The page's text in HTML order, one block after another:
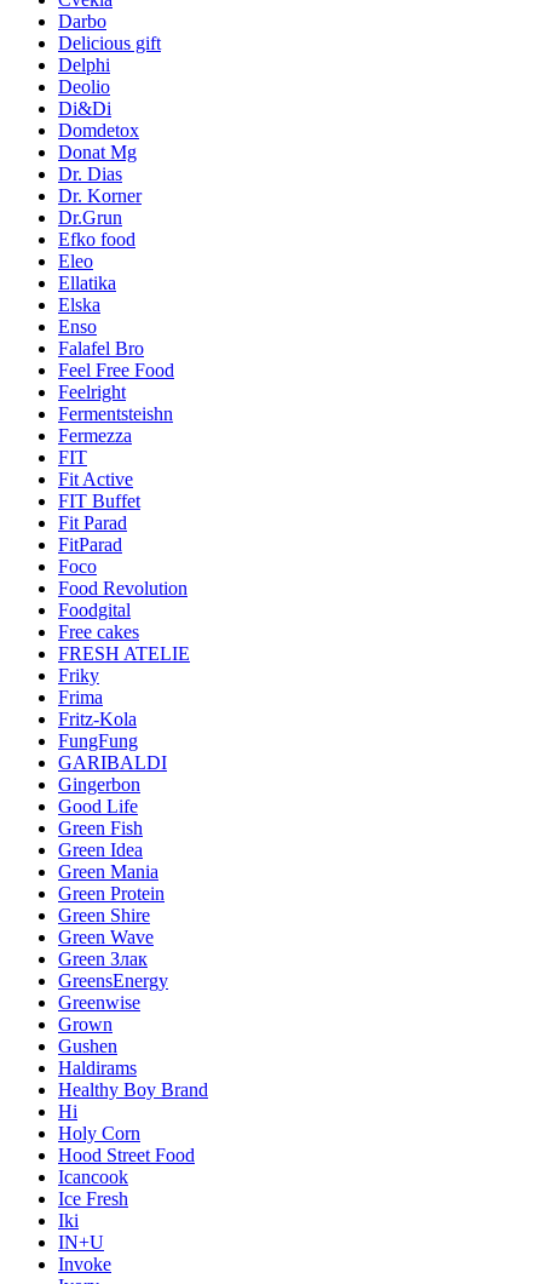
Darbo
Delicious gift
Delphi
Deolio
Di&Di
Domdetox
Donat Mg
Dr. Dias
Dr. Korner
Dr.Grun
Efko food
Eleo
Ellatika
Elska
Enso
Falafel Bro
Feel Free Food
Feelright
Fermentsteishn
Fermezza
FIT
Fit Active
FIT Buffet
Fit Parad
FitParad
Foco
Food Revolution
Foodgital
Free cakes
FRESH ATELIE
Friky
Frima
Fritz-Kola
FungFung
GARIBALDI
Gingerbon
Good Life
Green Fish
Green Idea
Green Mania
Green Protein
Green Shire
Green Wave
Green Злак
GreensEnergy
Greenwise
Grown
Gushen
Haldirams
Healthy Boy Brand
Hi
Holy Corn
Hood Street Food
Icancook
Ice Fresh
Iki
IN+U
Invoke